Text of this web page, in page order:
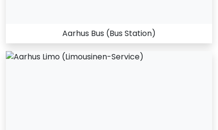
Aarhus Bus (Bus Station)